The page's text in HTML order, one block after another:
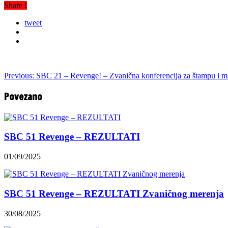
Share !
tweet
Previous: SBC 21 – Revenge! – Zvanična konferencija za štampu i
Povezano
SBC 51 Revenge – REZULTATI
01/09/2025
SBC 51 Revenge – REZULTATI Zvaničnog merenja
30/08/2025